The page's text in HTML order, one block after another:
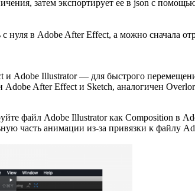
затем экспортирует ее в json с
нуля в Adobe After Effect, а можно сначала
и Adobe Illustrator — для быстрого
After Effect и Sketch, аналогичен
файл Adobe Illustrator как Composition в
часть анимации из-за привязки к файлу